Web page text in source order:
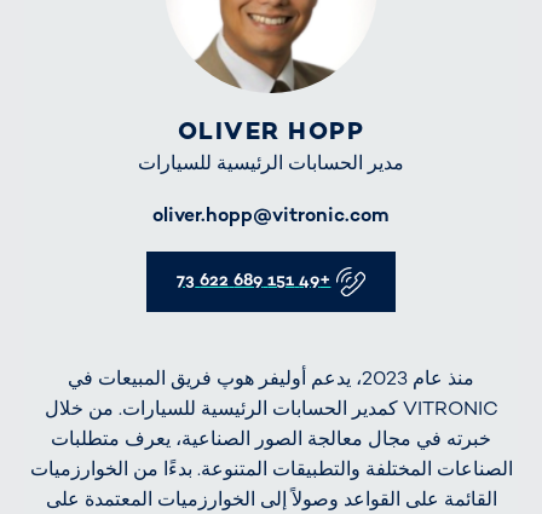
OLIVER HOPP
مدير الحسابات الرئيسية للسيارات
oliver.hopp@vitronic.com
+49 151 689 622 73
منذ عام 2023، يدعم أوليفر هوپ فريق المبيعات في
VITRONIC كمدير الحسابات الرئيسية للسيارات. من خلال
خبرته في مجال معالجة الصور الصناعية، يعرف متطلبات
الصناعات المختلفة والتطبيقات المتنوعة. بدءًا من الخوارزميات
القائمة على القواعد وصولاً إلى الخوارزميات المعتمدة على